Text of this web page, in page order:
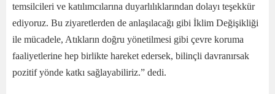
temsilcileri ve katılımcılarına duyarlılıklarından dolayı teşekkür
ediyoruz. Bu ziyaretlerden de anlaşılacağı gibi İklim Değişikliği
ile mücadele, Atıkların doğru yönetilmesi gibi çevre koruma
faaliyetlerine hep birlikte hareket edersek, bilinçli davranırsak
pozitif yönde katkı sağlayabiliriz.” dedi.